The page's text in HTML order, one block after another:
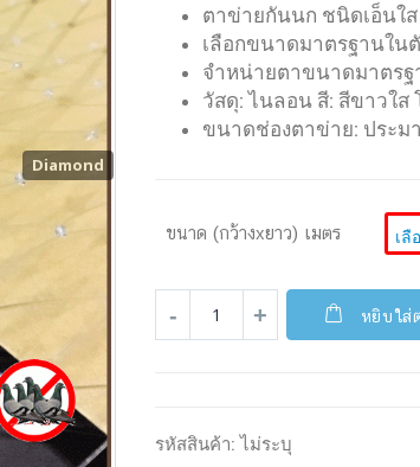
Diamond
ตาข่ายกันนก ชนิดเอ็นใ
เลือกขนาดมาตรฐานใน
จำหน่ายตาขนาดมาตรฐ
วัสดุ: ไนลอน สี: สีขาวใส
ขนาดช่องตาข่าย: ประม
ขนาด (กว้างxยาว) เมตร
หยิบใส่
รหัสสินค้า:ไม่ระบุ